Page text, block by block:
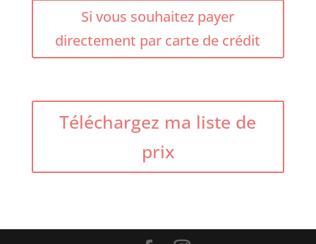
Si vous souhaitez payer
directement par carte de crédit
Téléchargez ma liste de
prix